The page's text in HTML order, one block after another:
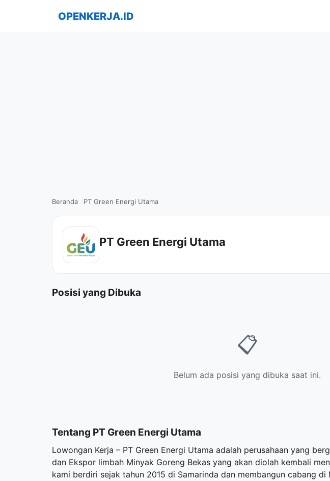
OPENKERJA.ID
Beranda PT Green Energi Utama
PT Green Energi Utama
Posisi yang Dibuka
📋
Belum ada posisi yang dibuka saat ini.
Tentang PT Green Energi Utama
Lowongan Kerja – PT Green Energi Utama adalah perusahaan yang
dan Ekspor limbah Minyak Goreng Bekas yang akan diolah kembali
kami berdiri sejak tahun 2015 di Samarinda dan membangun cabang